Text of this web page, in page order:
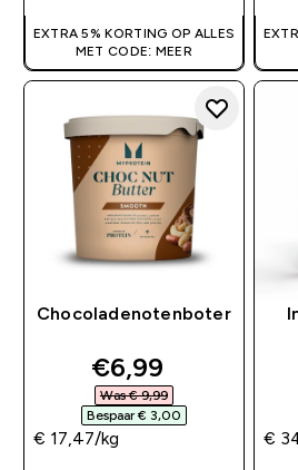
EXTRA 5% KORTING OP ALLES
MET CODE: MEER
Chocoladenotenboter
discounted price
€6,99‎
Was € 9,99‎
Bespaar € 3,00‎
€ 17,47‎/kg €